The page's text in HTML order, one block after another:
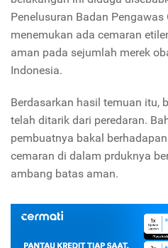
Penelusuran Badan
menemukan ada cemaran
aman pada sejumlah merek
Indonesia.
Berdasarkan hasil temuan itu,
telah ditarik dari peredaran.
pembuatnya bakal
cemaran di dalam prduknya
ambang batas aman.